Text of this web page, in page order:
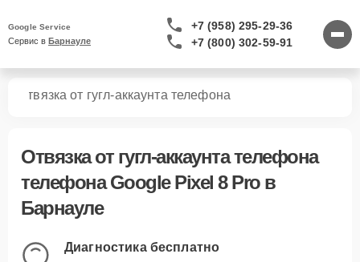
Google Service
Сервис в Барнауле
+7 (958) 295-29-36
+7 (800) 302-59-91
Отвязка от гугл-аккаунта телефона
Отвязка от гугл-аккаунта телефона
телефона Google Pixel 8 Pro в
Барнауле
Диагностика бесплатно